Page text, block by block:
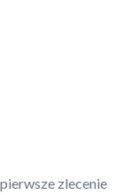
zlecenie